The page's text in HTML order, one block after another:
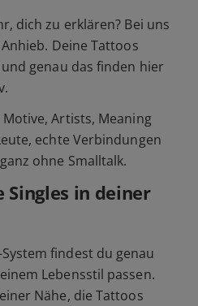
dich zu erklären? Bei uns
Deine Tattoos
genau das finden hier
Artists, Meaning
echte Verbindungen
ohne Smalltalk.
in deiner
findest du genau
Lebensstil passen.
Nähe, die Tattoos